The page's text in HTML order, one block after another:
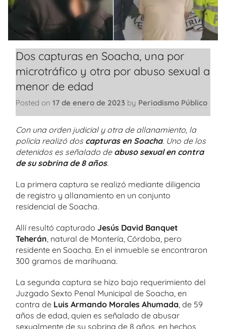
Dos capturas en Soacha, una por
microtráfico y otra por abuso sexual a
menor de edad
Posted on 17 de enero de 2023 by Periodismo Público
Con una orden judicial y otra de allanamiento, la
policía realizó dos capturas en Soacha. Uno de los
detenidos es señalado de abuso sexual en contra
de su sobrina de 8 años.
La primera captura se realizó mediante diligencia
de registro y allanamiento en un conjunto
residencial de Soacha.
Allí resultó capturado Jesús David Banquet
Teherán , natural de Montería, Córdoba, pero
residente en Soacha. En el inmueble se encontraron
300 gramos de marihuana.
La segunda captura se hizo bajo requerimiento del
Juzgado Sexto Penal Municipal de Soacha, en
contra de Luis Armando Morales Ahumada , de 59
años de edad, quien es señalado de abusar
sexualmente de su sobrina de 8 años, en hechos